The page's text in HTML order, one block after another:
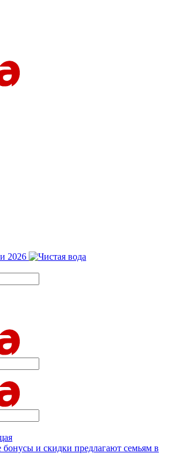
и скидки предлагают семьям в